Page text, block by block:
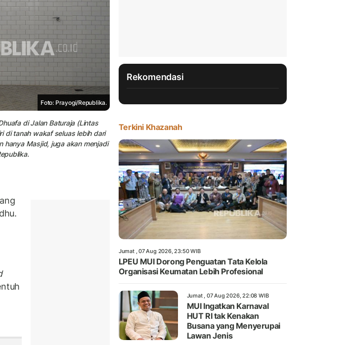
Foto: Prayogi/Republika.
di Jalan Baturaja (Lintas
di tanah wakaf seluas lebih dari
hanya Masjid, juga akan menjadi
Rekomendasi
Terkini Khazanah
Jumat , 07 Aug 2026, 23:50 WIB
LPEU MUI Dorong Penguatan Tata Kelola
Organisasi Keumatan Lebih Profesional
Jumat , 07 Aug 2026, 22:08 WIB
MUI Ingatkan Karnaval
HUT RI tak Kenakan
Busana yang Menyerupai
Lawan Jenis